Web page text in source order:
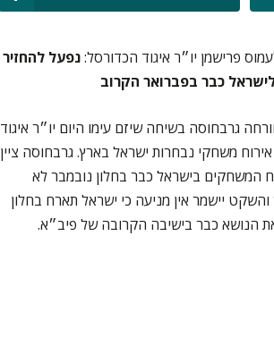
פרישמן יו״ר איגוד הכדורסל:נפעל להחזיר
כבר בפברואר הקרוב
גרבחוסה בשיחה שיזם עימו היום יו״ר איגוד
משחקי נבחרות ישראל בארץ. גרבחוסה ציין
המשחקים בישראל כבר בחלון נובמבר לא
יישמר אין מניעה כי ישראל תארח בחלון
הנושא כבר בישיבה הקרובה של פיב״א.